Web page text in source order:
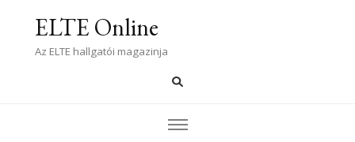
ELTE Online
Az ELTE hallgatói magazinja